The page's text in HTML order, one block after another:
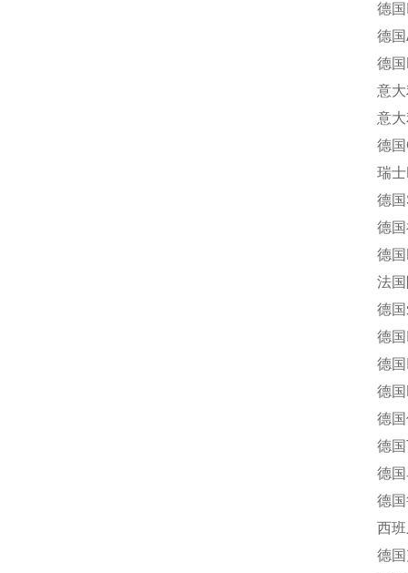
德国
德国
德国
意大利
意大利
德国
瑞士
德国
德国福
德国
法国
德国爱
德国
德国
德国
德国伦
德国
德国马
德国鲁
西班
德国克